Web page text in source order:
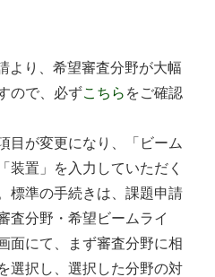
より、希望審査分野が大幅
ので、必ずこちら をご確認
目が変更になり、「ビーム
装置」を入力していただく
標準の手続きは、課題申請
査分野・希望ビームライ
面にて、まず審査分野に相
選択し、選択した分野の対